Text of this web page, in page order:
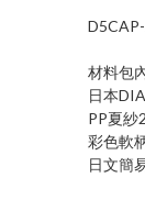
材料包
日本
PP夏紗
彩色軟
日文簡